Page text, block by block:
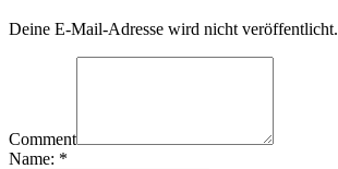
Deine E-Mail-Adresse wird nicht veröffentlicht.
Comment
Name: *